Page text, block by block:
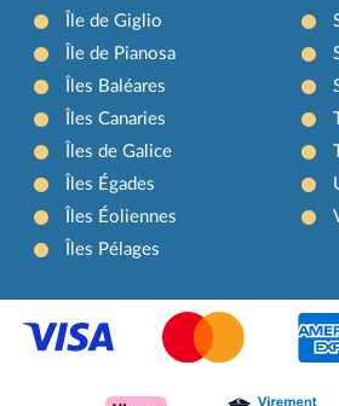
Île de Giglio
Île de Pianosa
Îles Baléares
Îles Canaries
Îles de Galice
Îles Égades
Îles Éoliennes
Îles Pélages